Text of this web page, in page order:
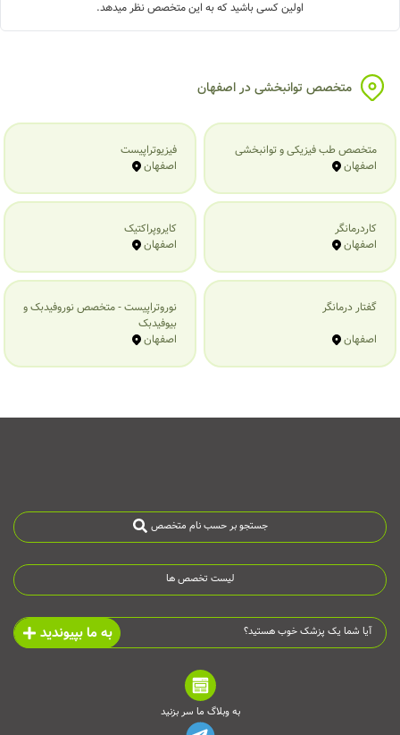
اولین کسی باشید که به این متخصص نظر میدهد.
متخصص توانبخشی در اصفهان
متخصص طب فیزیکی و توانبخشی
اصفهان
فیزیوتراپیست
اصفهان
کاردرمانگر
اصفهان
کایروپراکتیک
اصفهان
گفتار درمانگر
اصفهان
نوروتراپیست - متخصص نوروفیدبک و
بیوفیدبک
اصفهان
جستجو بر حسب نام متخصص
لیست تخصص ها
آیا شما یک پزشک خوب هستید؟ به ما بپیوندید
به وبلاگ ما سر بزنید